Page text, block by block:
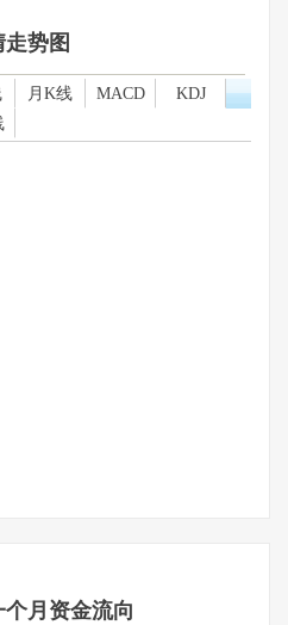
势图
月K线 MACD
KDJ
个月资金流向